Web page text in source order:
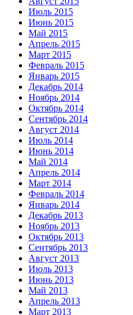
Июль 2015
Июнь 2015
Май 2015
Апрель 2015
Март 2015
Февраль 2015
Январь 2015
Декабрь 2014
Ноябрь 2014
Октябрь 2014
Сентябрь 2014
Август 2014
Июль 2014
Июнь 2014
Май 2014
Апрель 2014
Март 2014
Февраль 2014
Январь 2014
Декабрь 2013
Ноябрь 2013
Октябрь 2013
Сентябрь 2013
Август 2013
Июль 2013
Июнь 2013
Май 2013
Апрель 2013
Март 2013